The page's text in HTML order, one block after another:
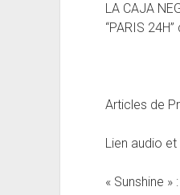
LA CAJA
“PARIS
Articles de
Lien audio
« Sunshine » :